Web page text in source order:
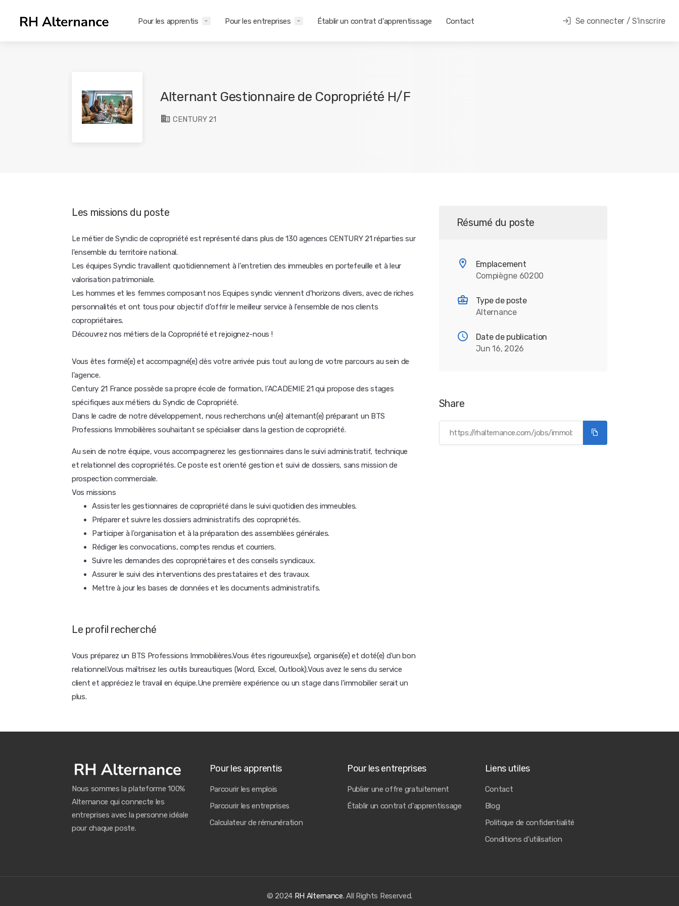
Pour les apprentis Pour les entreprises Établir un contrat d'apprentissage Contact Se connecter / S'inscrire
Alternant Gestionnaire de Copropriété H/F
CENTURY 21
Les missions du poste
Le métier de Syndic de copropriété est représenté dans plus de 130 agences CENTURY 21 réparties sur
l'ensemble du territoire national.
Les équipes Syndic travaillent quotidiennement à l'entretien des immeubles en portefeuille et à leur
valorisation patrimoniale.
Les hommes et les femmes composant nos Equipes syndic viennent d'horizons divers, avec de riches
personnalités et ont tous pour objectif d'offrir le meilleur service à l'ensemble de nos clients
copropriétaires.
Découvrez nos métiers de la Copropriété et rejoignez-nous !
Vous êtes formé(e) et accompagné(e) dès votre arrivée puis tout au long de votre parcours au sein de
l'agence.
Century 21 France possède sa propre école de formation, l'ACADEMIE 21 qui propose des stages
spécifiques aux métiers du Syndic de Copropriété.
Dans le cadre de notre développement, nous recherchons un(e) alternant(e) préparant un BTS
Professions Immobilières souhaitant se spécialiser dans la gestion de copropriété.
Au sein de notre équipe, vous accompagnerez les gestionnaires dans le suivi administratif, technique
et relationnel des copropriétés. Ce poste est orienté gestion et suivi de dossiers, sans mission de
prospection commerciale.
Vos missions
Assister les gestionnaires de copropriété dans le suivi quotidien des immeubles.
Préparer et suivre les dossiers administratifs des copropriétés.
Participer à l'organisation et à la préparation des assemblées générales.
Rédiger les convocations, comptes rendus et courriers.
Suivre les demandes des copropriétaires et des conseils syndicaux.
Assurer le suivi des interventions des prestataires et des travaux.
Mettre à jour les bases de données et les documents administratifs.
Le profil recherché
Vous préparez un BTS Professions Immobilières.Vous êtes rigoureux(se), organisé(e) et doté(e) d'un bon
relationnel.Vous maîtrisez les outils bureautiques (Word, Excel, Outlook).Vous avez le sens du service
client et appréciez le travail en équipe.Une première expérience ou un stage dans l'immobilier serait un
plus.
Résumé du poste
Emplacement
Compiègne 60200
Type de poste
Alternance
Date de publication
Jun 16, 2026
Share
Nous sommes la plateforme 100%
Alternance qui connecte les
entreprises avec la personne idéale
pour chaque poste.
Pour les apprentis
Parcourir les emplois
Parcourir les entreprises
Calculateur de rémunération
Pour les entreprises
Publier une offre gratuitement
Établir un contrat d'apprentissage
Liens utiles
Contact
Blog
Politique de confidentialité
Conditions d'utilisation
© 2024 RH Alternance. All Rights Reserved.